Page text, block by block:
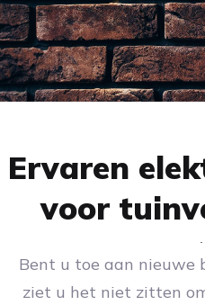
Ervaren
voor
Bent u toe aan nieuwe
ziet u het niet zitten